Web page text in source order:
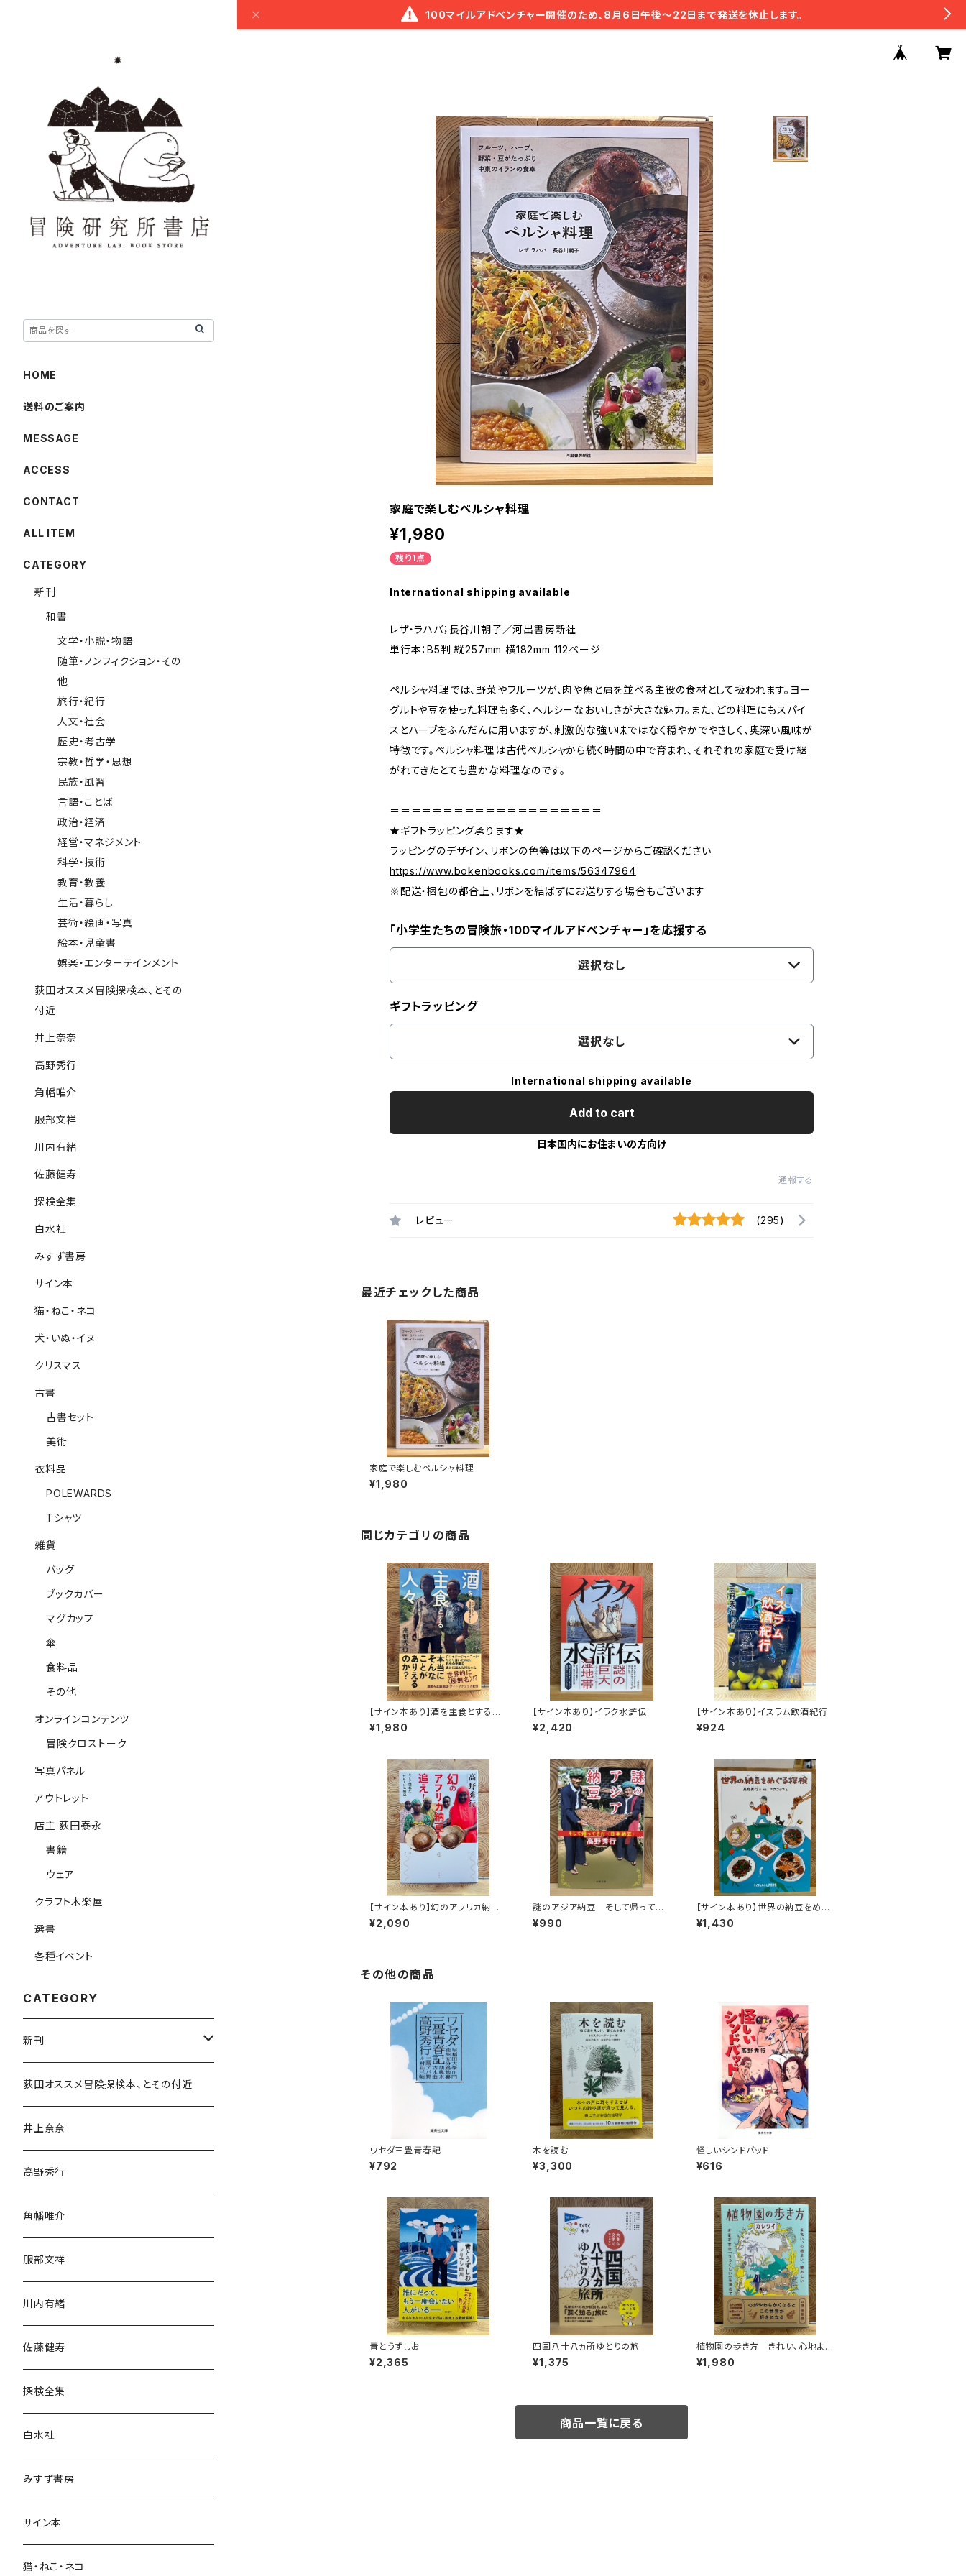
100マイルアドベンチャー開催のため、8月6日午後〜22日まで発送を休止します。
家庭で楽しむペルシャ料理
¥1,980
残り1点
International shipping available
レザ・ラハバ；長谷川朝子／河出書房新社
単行本：B5判 縦257mm 横182mm 112ページ
ペルシャ料理では、野菜やフルーツが、肉や魚と肩を並べる主役の食材として扱われます。ヨー
グルトや豆を使った料理も多く、ヘルシーなおいしさが大きな魅力。また、どの料理にもスパイ
スとハーブをふんだんに用いますが、刺激的な強い味ではなく穏やかでやさしく、奥深い風味が
特徴です。ペルシャ料理は古代ペルシャから続く時間の中で育まれ、それぞれの家庭で受け継
がれてきたとても豊かな料理なのです。
＝＝＝＝＝＝＝＝＝＝＝＝＝＝＝＝＝＝＝＝
★ギフトラッピング承ります★
ラッピングのデザイン、リボンの色等は以下のページからご確認ください
https://www.bokenbooks.com/items/56347964
※配送・梱包の都合上、リボンを結ばずにお送りする場合もございます
「小学生たちの冒険旅・100マイルアドベンチャー」を応援する
選択なし
ギフトラッピング
選択なし
International shipping available
Add to cart
日本国内にお住まいの方向け
通報する
レビュー (295)
最近チェックした商品
家庭で楽しむペルシャ料理
¥1,980
同じカテゴリの商品
【サイン本あり】酒を主食とする
人々 エチオピアの科学的秘境を
旅する
¥1,980
【サイン本あり】イラク水滸伝
¥2,420
【サイン本あり】イスラム飲酒紀行
¥924
【サイン本あり】幻のアフリカ納豆
を追え！
¥2,090
謎のアジア納豆 そして帰ってき
た〈日本納豆〉
¥990
【サイン本あり】世界の納豆をめぐ
る探検
¥1,430
その他の商品
ワセダ三畳青春記
¥792
木を読む
¥3,300
怪しいシンドバッド
¥616
青とうずしお
¥2,365
四国八十八ヵ所ゆとりの旅
¥1,375
植物園の歩き方 きれい、心地よ
い、愛おしい さまざまな「うつくし
い」を求めて
¥1,980
商品一覧に戻る
HOME
送料のご案内
MESSAGE
ACCESS
CONTACT
ALL ITEM
CATEGORY
新刊
和書
文学・小説・物語
随筆・ノンフィクション・その
他
旅行・紀行
人文・社会
歴史・考古学
宗教・哲学・思想
民族・風習
言語・ことば
政治・経済
経営・マネジメント
科学・技術
教育・教養
生活・暮らし
芸術・絵画・写真
絵本・児童書
娯楽・エンターテインメント
荻田オススメ冒険探検本、とその
付近
井上奈奈
高野秀行
角幡唯介
服部文祥
川内有緒
佐藤健寿
探検全集
白水社
みすず書房
サイン本
猫・ねこ・ネコ
犬・いぬ・イヌ
クリスマス
古書
古書セット
美術
衣料品
POLEWARDS
Tシャツ
雑貨
バッグ
ブックカバー
マグカップ
傘
食料品
その他
オンラインコンテンツ
冒険クロストーク
写真パネル
アウトレット
店主 荻田泰永
書籍
ウェア
クラフト木楽屋
選書
各種イベント
CATEGORY
新刊
和書
文学・小説・物語
随筆・ノンフィクション・その他
民族・風習
言語・ことば
荻田オススメ冒険探検本、とその付近
井上奈奈
高野秀行
角幡唯介
服部文祥
川内有緒
佐藤健寿
探検全集
白水社
みすず書房
サイン本
猫・ねこ・ネコ